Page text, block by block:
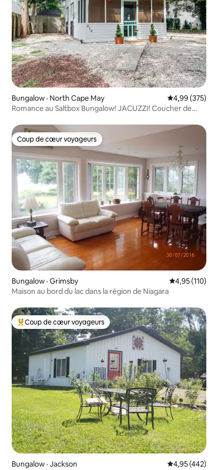
Bungalow · North Cape May Note
4,99 (375)
Romance au Saltbox Bungalow! JACUZZI! Coucher de
Coup de cœur voyageurs
Coup de cœur voyageurs
Bungalow · Grimsby Note
4,95 (110)
Maison au bord du lac dans la région de Niagara
Coup de cœur voyageurs parmi les plus aimés
Coup de cœur voyageurs
Bungalow · Jackson Note
4,95 (442)